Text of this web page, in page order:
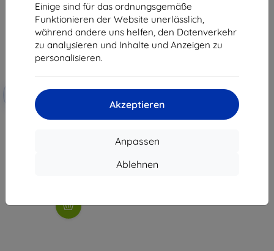
Einige sind für das ordnungsgemäße
Funktionieren der Website unerlässlich,
während andere uns helfen, den Datenverkehr
zu analysieren und Inhalte und Anzeigen zu
personalisieren.
Akzeptieren
Anpassen
Ablehnen
mit
3mk TechWrap Matte